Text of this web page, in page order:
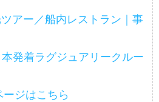
アー／船内レストラン｜事
発着ラグジュアリークルー
ジはこちら